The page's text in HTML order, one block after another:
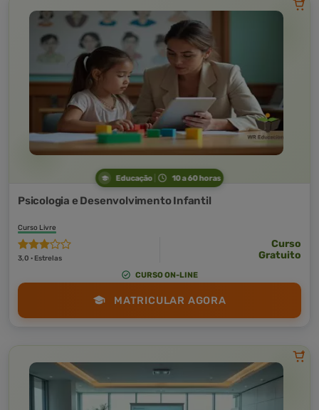
Educação 10 a 60 horas
Psicologia e Desenvolvimento Infantil
Curso Livre
3,0 · Estrelas
Curso
Gratuito
CURSO ON-LINE
MATRICULAR AGORA